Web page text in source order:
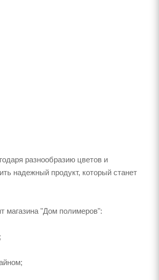
разнообразию цветов и
надежный продукт, который станет
магазина "Дом полимеров":